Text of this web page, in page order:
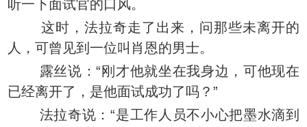
听一下面试官的口风。
这时，法拉奇走了出来，问那些未离开的
人，可曾见到一位叫肖恩的男士。
露丝说：“刚才他就坐在我身边，可他现在
已经离开了，是他面试成功了吗？”
法拉奇说：“是工作人员不小心把墨水滴到